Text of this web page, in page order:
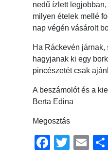
nedű ízlett
milyen ételek mellé
nap végén vásárolt
Ha Ráckevén
hagyjanak ki egy
pincészetét csak
A beszámolót és a
Berta Edina
Megosztás
Twitter